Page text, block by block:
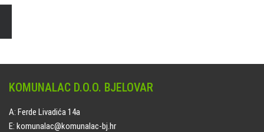
KOMUNALAC D.O.O. BJELOVAR
A: Ferde Livadića 14a
E: komunalac@komunalac-bj.hr